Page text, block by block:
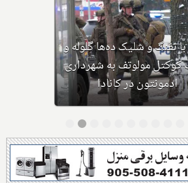
کانادا: این داروی کودکان،
چیا، را مصرف نکنید و این
نیز احتمال خفگی دارد